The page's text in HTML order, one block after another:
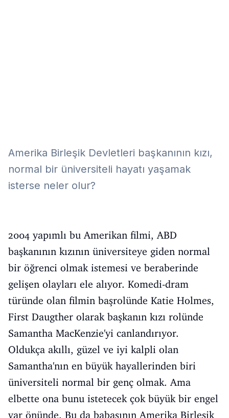
Amerika Birleşik Devletleri başkanının kızı,
normal bir üniversiteli hayatı yaşamak
isterse neler olur?
2004 yapımlı bu Amerikan filmi, ABD
başkanının kızının üniversiteye giden normal
bir öğrenci olmak istemesi ve beraberinde
gelişen olayları ele alıyor. Komedi-dram
türünde olan filmin başrolünde Katie Holmes,
First Daugther olarak başkanın kızı rolünde
Samantha MacKenzie'yi canlandırıyor.
Oldukça akıllı, güzel ve iyi kalpli olan
Samantha'nın en büyük hayallerinden biri
üniversiteli normal bir genç olmak. Ama
elbette ona bunu istetecek çok büyük bir engel
var önünde. Bu da babasının Amerika Birleşik